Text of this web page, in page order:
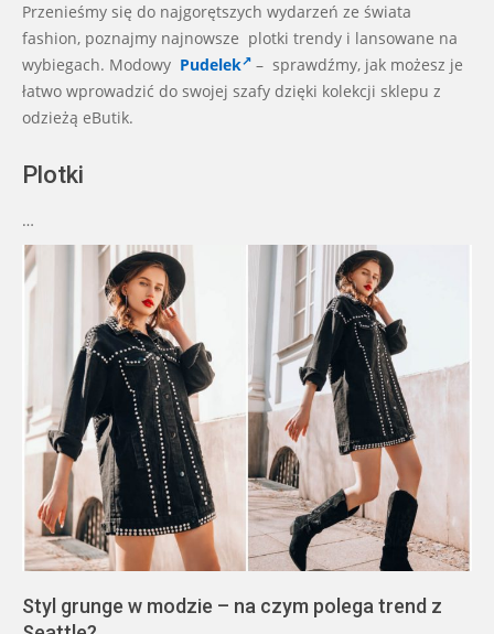
Przenieśmy się do najgorętszych wydarzeń ze świata
fashion, poznajmy najnowsze plotki trendy i lansowane na
wybiegach. Modowy Pudelek
– sprawdźmy, jak możesz je
łatwo wprowadzić do swojej szafy dzięki kolekcji sklepu z
odzieżą eButik.
Plotki
…
Styl grunge w modzie – na czym polega trend z